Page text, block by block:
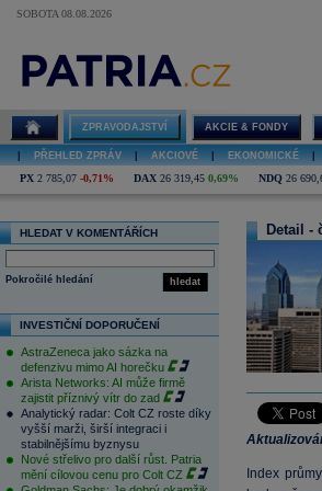
SOBOTA 08.08.2026
ZPRAVODAJSTVÍ AKCIE & FONDY
PŘEHLED ZPRÁV AKCIOVÉ EKONOMICKÉ
PX 2 785,07 -0,71% DAX 26 319,45 0,69% NDQ 26
HLEDAT V KOMENTÁŘÍCH
hledat
Pokročilé hledání
INVESTIČNÍ DOPORUČENÍ
AstraZeneca jako sázka na
defenzivu mimo AI horečku
Arista Networks: AI může firmě
zajistit příznivý vítr do zad
Analytický radar: Colt CZ roste díky
vyšší marži, širší integraci i
stabilnějšímu byznysu
Nové střelivo pro další růst. Patria
mění cílovou cenu pro Colt CZ
Detail -
Index